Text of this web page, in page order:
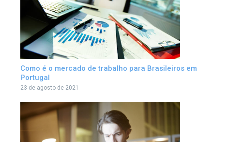
Como é o mercado de trabalho para Brasileiros em
Portugal
23 de agosto de 2021